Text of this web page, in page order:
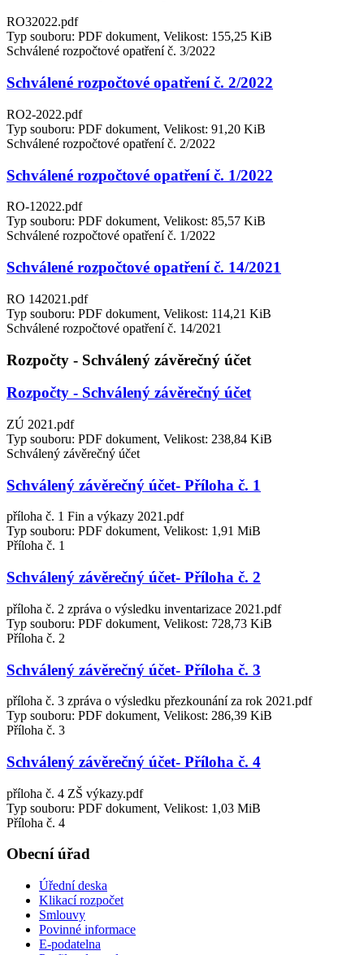
RO32022.pdf
Typ souboru: PDF dokument, Velikost: 155,25 KiB
Schválené rozpočtové opatření č. 3/2022
Schválené rozpočtové opatření č. 2/2022
RO2-2022.pdf
Typ souboru: PDF dokument, Velikost: 91,20 KiB
Schválené rozpočtové opatření č. 2/2022
Schválené rozpočtové opatření č. 1/2022
RO-12022.pdf
Typ souboru: PDF dokument, Velikost: 85,57 KiB
Schválené rozpočtové opatření č. 1/2022
Schválené rozpočtové opatření č. 14/2021
RO 142021.pdf
Typ souboru: PDF dokument, Velikost: 114,21 KiB
Schválené rozpočtové opatření č. 14/2021
Rozpočty - Schválený závěrečný účet
Rozpočty - Schválený závěrečný účet
ZÚ 2021.pdf
Typ souboru: PDF dokument, Velikost: 238,84 KiB
Schválený závěrečný účet
Schválený závěrečný účet- Příloha č. 1
příloha č. 1 Fin a výkazy 2021.pdf
Typ souboru: PDF dokument, Velikost: 1,91 MiB
Příloha č. 1
Schválený závěrečný účet- Příloha č. 2
příloha č. 2 zpráva o výsledku inventarizace 2021.pdf
Typ souboru: PDF dokument, Velikost: 728,73 KiB
Příloha č. 2
Schválený závěrečný účet- Příloha č. 3
příloha č. 3 zpráva o výsledku přezkounání za rok 2021.pdf
Typ souboru: PDF dokument, Velikost: 286,39 KiB
Příloha č. 3
Schválený závěrečný účet- Příloha č. 4
příloha č. 4 ZŠ výkazy.pdf
Typ souboru: PDF dokument, Velikost: 1,03 MiB
Příloha č. 4
Obecní úřad
Úřední deska
Klikací rozpočet
Smlouvy
Povinné informace
E-podatelna